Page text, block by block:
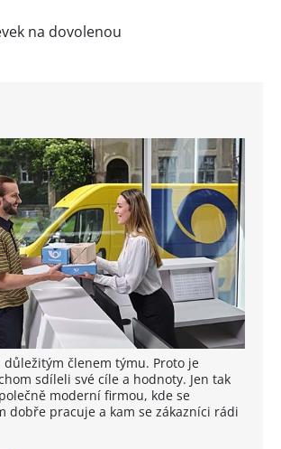
důležitým členem týmu. Proto je
sdíleli své cíle a hodnoty. Jen tak
moderní firmou, kde se
dobře pracuje a kam se zákazníci rádi
na dovolenou